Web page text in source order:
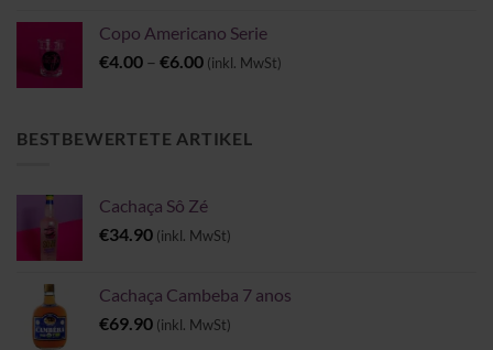
Copo Americano Serie
€4.00 – €6.00Preisspanne:
€6.00
(inkl. MwSt)
BESTBEWERTETE ARTIKEL
Cachaça Sô Zé
€34.90 (inkl. MwSt)
Cachaça Cambeba 7 anos
€69.90 (inkl. MwSt)